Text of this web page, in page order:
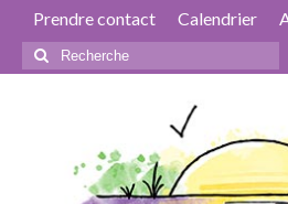
Prendre contact Calendrier
Rechercher
: